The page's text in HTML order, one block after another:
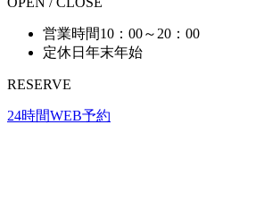
営業時間10：00～20：00
定休日 年末年始
RESERVE
24時間WEB予約